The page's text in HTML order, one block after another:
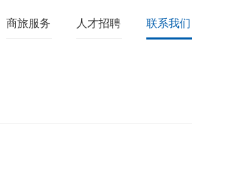
商旅服务 人才招聘 联系我们